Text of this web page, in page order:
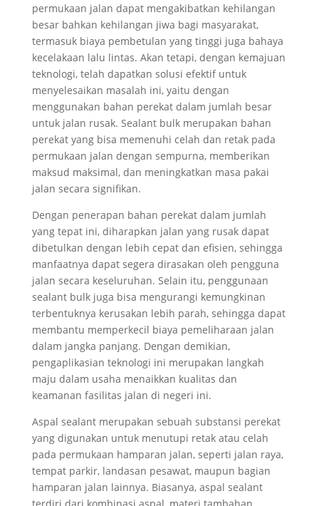
permukaan jalan dapat mengakibatkan kehilangan
besar bahkan kehilangan jiwa bagi masyarakat,
termasuk biaya pembetulan yang tinggi juga bahaya
kecelakaan lalu lintas. Akan tetapi, dengan kemajuan
teknologi, telah dapatkan solusi efektif untuk
menyelesaikan masalah ini, yaitu dengan
menggunakan bahan perekat dalam jumlah besar
untuk jalan rusak. Sealant bulk merupakan bahan
perekat yang bisa memenuhi celah dan retak pada
permukaan jalan dengan sempurna, memberikan
maksud maksimal, dan meningkatkan masa pakai
jalan secara signifikan.
Dengan penerapan bahan perekat dalam jumlah
yang tepat ini, diharapkan jalan yang rusak dapat
dibetulkan dengan lebih cepat dan efisien, sehingga
manfaatnya dapat segera dirasakan oleh pengguna
jalan secara keseluruhan. Selain itu, penggunaan
sealant bulk juga bisa mengurangi kemungkinan
terbentuknya kerusakan lebih parah, sehingga dapat
membantu memperkecil biaya pemeliharaan jalan
dalam jangka panjang. Dengan demikian,
pengaplikasian teknologi ini merupakan langkah
maju dalam usaha menaikkan kualitas dan
keamanan fasilitas jalan di negeri ini.
Aspal sealant merupakan sebuah substansi perekat
yang digunakan untuk menutupi retak atau celah
pada permukaan hamparan jalan, seperti jalan raya,
tempat parkir, landasan pesawat, maupun bagian
hamparan jalan lainnya. Biasanya, aspal sealant